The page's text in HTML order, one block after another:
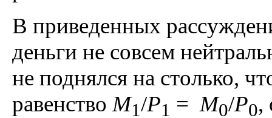
В приведенных
деньги не совсем
не поднялся на столько,
равенствоM1/P1 =M0/P0,